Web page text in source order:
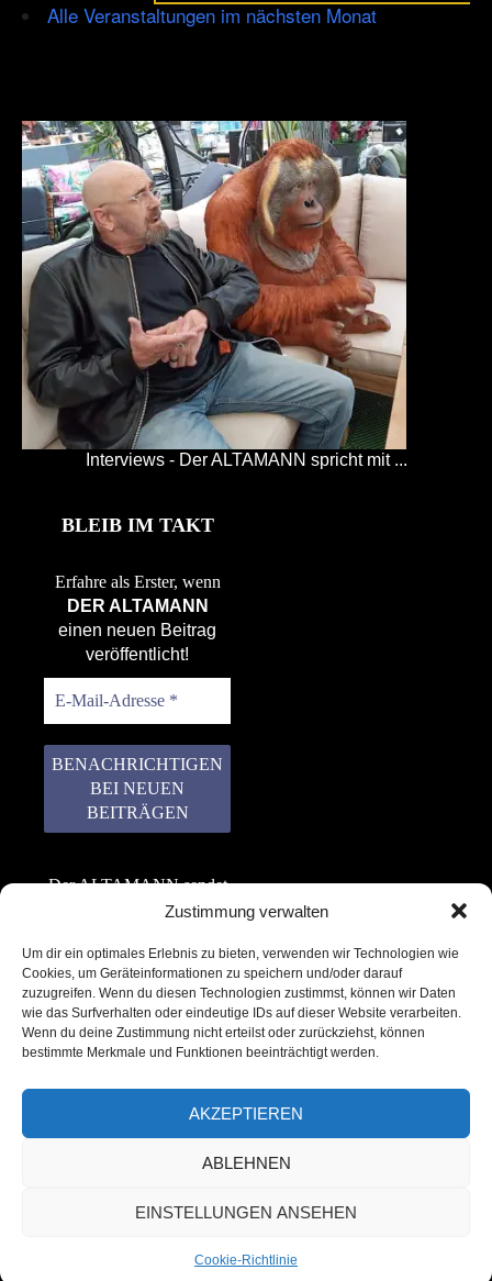
Zustimmung verwalten
Um dir ein optimales Erlebnis zu bieten, verwenden wir Technologien wie
Cookies, um Geräteinformationen zu speichern und/oder darauf
zuzugreifen. Wenn du diesen Technologien zustimmst, können wir Daten
wie das Surfverhalten oder eindeutige IDs auf dieser Website verarbeiten.
Wenn du deine Zustimmung nicht erteilst oder zurückziehst, können
bestimmte Merkmale und Funktionen beeinträchtigt werden.
AKZEPTIEREN
ABLEHNEN
EINSTELLUNGEN ANSEHEN
Cookie-Richtlinie
Alle Veranstaltungen im nächsten Monat
Interviews - Der ALTAMANN spricht mit ...
BLEIB IM TAKT
Erfahre als Erster, wenn
DER ALTAMANN
einen neuen Beitrag
veröffentlicht!
Der ALTAMANN sendet
keinen Spam! Er gibt
weiter. Erfahre mehr in
unserer
Datenschutzerklärung.
Copyright © 2022 – 2025 | ALTAMANN.com